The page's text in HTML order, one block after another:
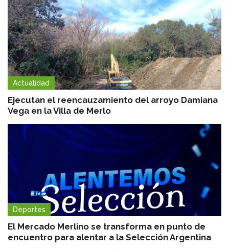
Actualidad
Ejecutan el reencauzamiento del arroyo Damiana
Vega en la Villa de Merlo
Deportes
El Mercado Merlino se transforma en punto de
encuentro para alentar a la Selección Argentina